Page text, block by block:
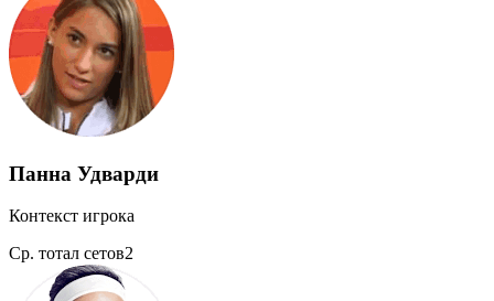
Панна Удварди
Контекст игрока
Ср. тотал сетов2